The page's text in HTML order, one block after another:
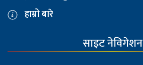
हाम्रो बारे
साइट नेविगेशन